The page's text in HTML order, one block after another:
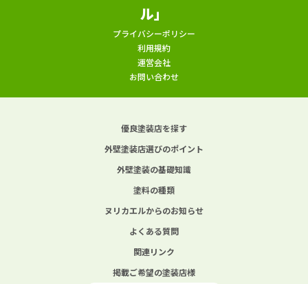
ル」
プライバシーポリシー
利用規約
運営会社
お問い合わせ
優良塗装店を探す
外壁塗装店選びのポイント
外壁塗装の基礎知識
塗料の種類
ヌリカエルからのお知らせ
よくある質問
関連リンク
掲載ご希望の塗装店様